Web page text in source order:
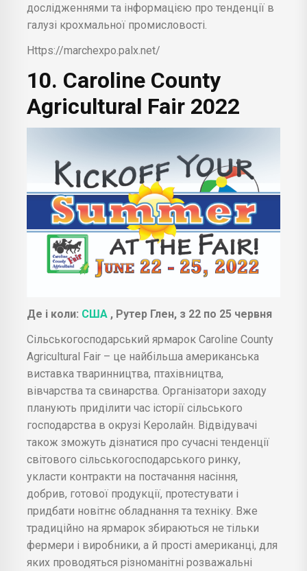
дослідженнями та інформацією про тенденції в
галузі крохмальної промисловості.
Https://marchexpo.palx.net/
10. Caroline County
Agricultural Fair 2022
Де і коли: США , Рутер Глен, з 22 по 25 червня
Сільськогосподарський ярмарок Caroline County
Agricultural Fair – це найбільша американська
виставка тваринництва, птахівництва,
вівчарства та свинарства. Організатори заходу
планують приділити час історії сільського
господарства в окрузі Керолайн. Відвідувачі
також зможуть дізнатися про сучасні тенденції
світового сільськогосподарського ринку,
укласти контракти на постачання насіння,
добрив, готової продукції, протестувати і
придбати новітнє обладнання та техніку. Вже
традиційно на ярмарок збираються не тільки
фермери і виробники, а й прості американці, для
яких проводяться різноманітні розважальні